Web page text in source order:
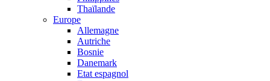
Thaïlande
Europe
Allemagne
Autriche
Bosnie
Danemark
Etat espagnol